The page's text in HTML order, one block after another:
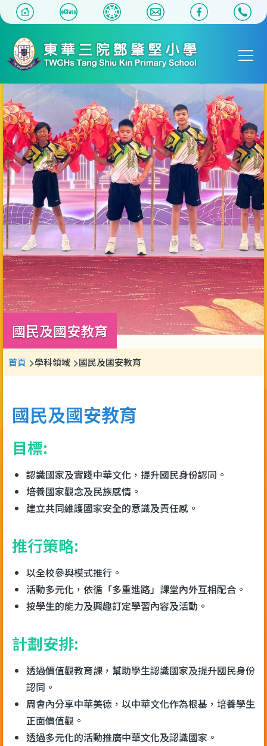
移至主內容
Main
國民及國安教育
導
航
結
首頁 學科領域 國民及國安教育
國民及國安教育
目標:
認識國家及實踐中華文化，提升國民身份認同。
培養國家觀念及民族感情。
建立共同維護國家安全的意識及責任感。
推行策略:
以全校參與模式推行。
活動多元化，依循「多重進路」課堂內外互相配合。
按學生的能力及興趣訂定學習內容及活動。
計劃安排:
透過價值觀教育課，幫助學生認識國家及提升國民身份
認同。
周會內分享中華美德，以中華文化作為根基，培養學生
正面價值觀。
透過多元化的活動推廣中華文化及認識國家。